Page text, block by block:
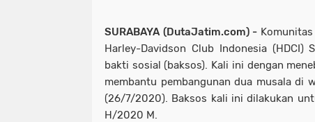
SURABAYA (DutaJatim.com) -
Harley-Davidson Club Indonesia (HDCI)
bakti sosial (baksos). Kali ini dengan
membantu pembangunan dua musala di
(26/7/2020). Baksos kali ini dilakukan
H/2020 M.